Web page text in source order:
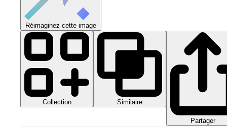
Réimaginez cette image
Collection Similaire
Partager